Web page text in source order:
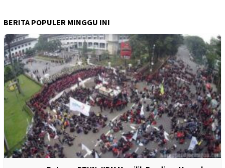
BERITA POPULER MINGGU INI